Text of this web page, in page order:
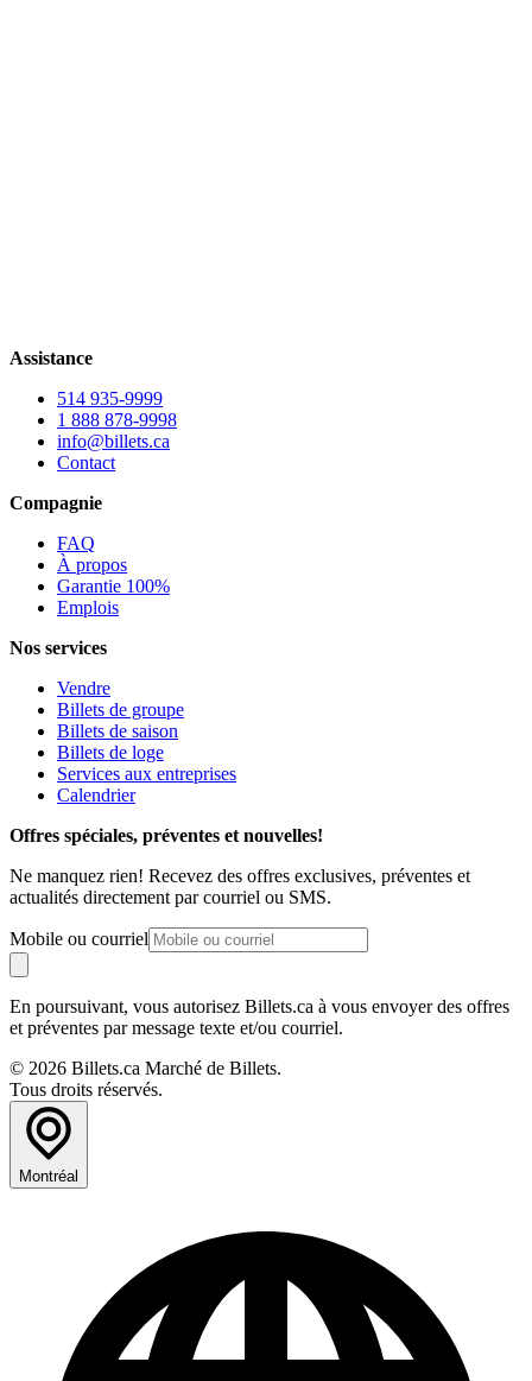
Assistance
514 935-9999
1 888 878-9998
info@billets.ca
Contact
Compagnie
FAQ
À propos
Garantie 100%
Emplois
Nos services
Vendre
Billets de groupe
Billets de saison
Billets de loge
Services aux entreprises
Calendrier
Offres spéciales, préventes et nouvelles!
Ne manquez rien! Recevez des offres exclusives, préventes et
actualités directement par courriel ou SMS.
Mobile ou courriel
En poursuivant, vous autorisez Billets.ca à vous envoyer des offres
et préventes par message texte et/ou courriel.
© 2026 Billets.ca Marché de Billets.
Tous droits réservés.
Montréal